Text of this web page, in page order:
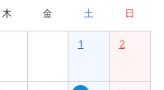
木 金 土 日
1 2